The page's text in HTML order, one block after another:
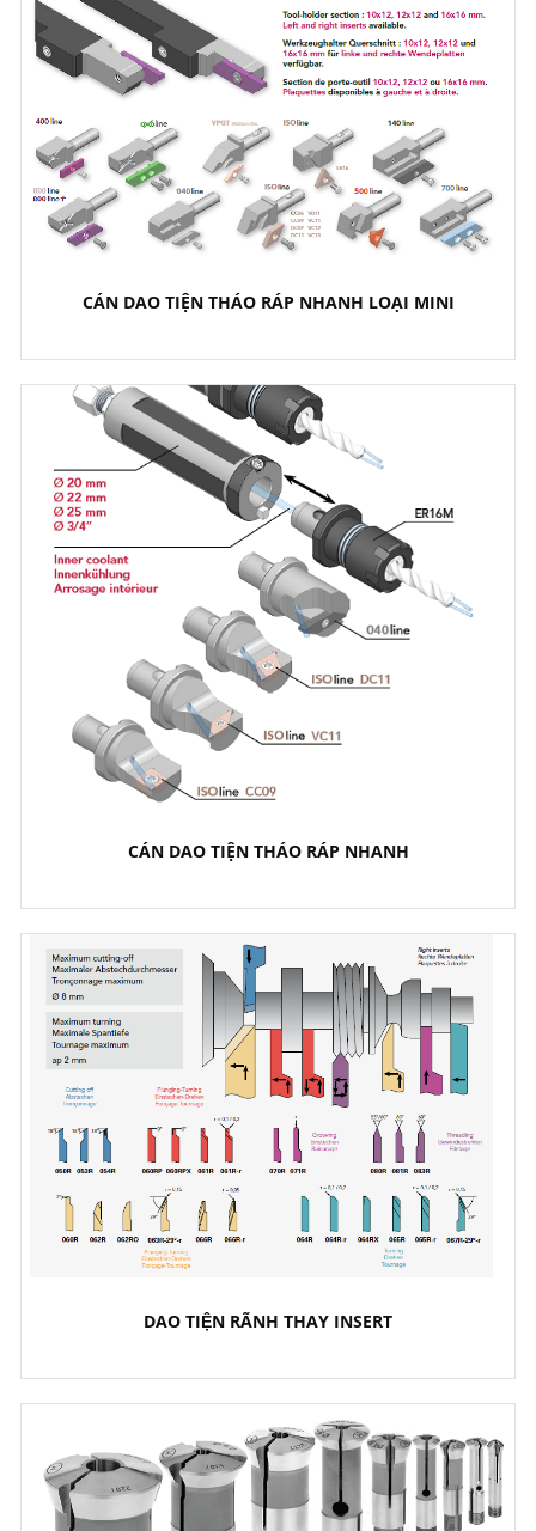
CÁN DAO TIỆN THÁO RÁP NHANH LOẠI MINI
CÁN DAO TIỆN THÁO RÁP NHANH
DAO TIỆN RÃNH THAY INSERT